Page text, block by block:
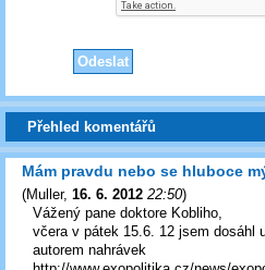
Přehled komentářů
Mám pravdu nebo se hluboce
(Muller, 16. 6. 2012 22:50)
Vážený pane doktore Kobliho,
včera v pátek 15.6. 12 jsem dosáhl
autorem nahrávek